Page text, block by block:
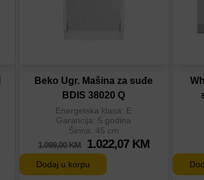
Beko Ugr. Mašina za suđe
BDIS 38020 Q
Energetska klasa: E
Garancija: 5 godina
Širina: 45 cm
1.099,00KM 1.022,07 KM
Dodaj u korpu